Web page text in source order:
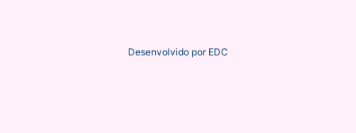
Desenvolvido por EDC